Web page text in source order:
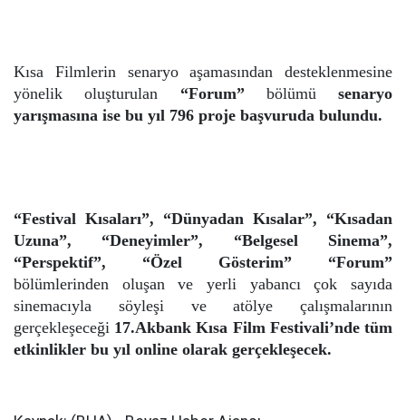
Kısa Filmlerin senaryo aşamasından desteklenmesine
yönelik oluşturulan “Forum”bölümü senaryo
yarışmasına ise bu yıl 796 proje başvuruda bulundu.
“Festival Kısaları”, “Dünyadan Kısalar”, “Kısadan
Uzuna”, “Deneyimler”, “Belgesel Sinema”,
“Perspektif”, “Özel Gösterim” “Forum”
bölümlerinden oluşan ve yerli yabancı çok sayıda
sinemacıyla söyleşi ve atölye çalışmalarının
gerçekleşeceği 17.Akbank Kısa Film Festivali’nde tüm
etkinlikler bu yıl online olarak gerçekleşecek.